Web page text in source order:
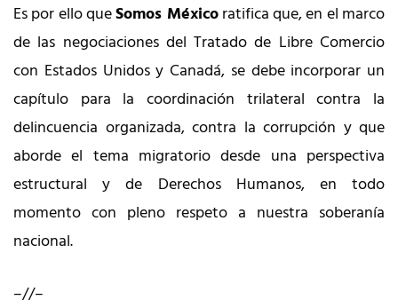
Es por ello queSomos Méxicoratifica que, en el marco
de las negociaciones del Tratado de Libre Comercio
con Estados Unidos y Canadá, se debe incorporar un
capítulo para la coordinación trilateral contra la
delincuencia organizada, contra la corrupción y que
aborde el tema migratorio desde una perspectiva
estructural y de Derechos Humanos, en todo
momento con pleno respeto a nuestra soberanía
nacional.
–//–